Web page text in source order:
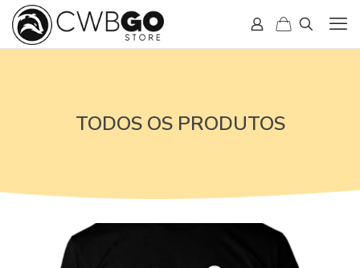
TODOS OS PRODUTOS